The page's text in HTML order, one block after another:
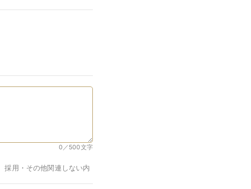
0／500文字
採用・その他関連しない内